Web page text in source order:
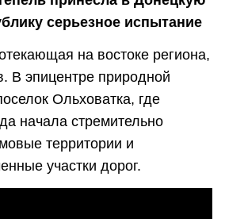
серьезное испытание
на востоке региона,
В эпицентре природной
Ольховатка, где
начала стремительно
территории и
участки дорог.